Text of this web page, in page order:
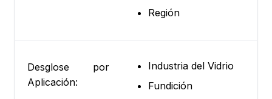
Región
Desglose por
Aplicación:
Industria del Vidrio
Fundición